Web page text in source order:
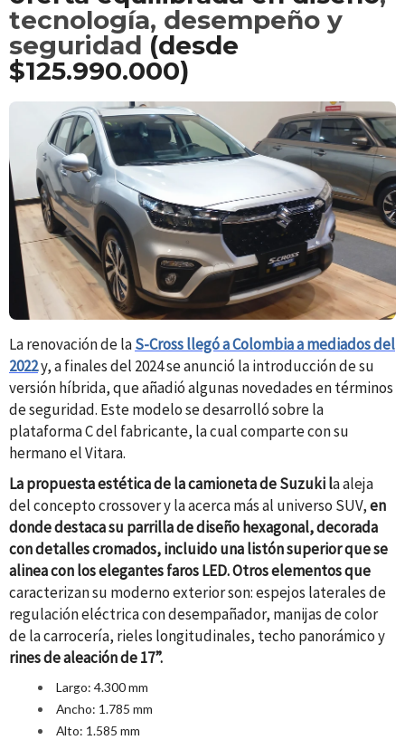
tecnología, desempeño y
seguridad (desde
$125.990.000)
La renovación de laS-Cross llegó a Colombia a mediados del
2022y, a finales del 2024 se anunció la introducción de su
versión híbrida, que añadió algunas novedades en términos
de seguridad. Este modelo se desarrolló sobre la
plataforma C del fabricante, la cual comparte con su
hermano el Vitara.
La propuesta estética de la camioneta de Suzuki la aleja
del concepto crossover y la acerca más al universo SUV,en
donde destaca su parrilla de diseño hexagonal, decorada
con detalles cromados, incluido una listón superior que se
alinea con los elegantes faros LED. Otros elementos que
caracterizan su moderno exterior son: espejos laterales de
regulación eléctrica con desempañador, manijas de color
de la carrocería, rieles longitudinales, techo panorámico y
rines de aleación de 17”.
Largo: 4.300 mm
Ancho: 1.785 mm
Alto: 1.585 mm